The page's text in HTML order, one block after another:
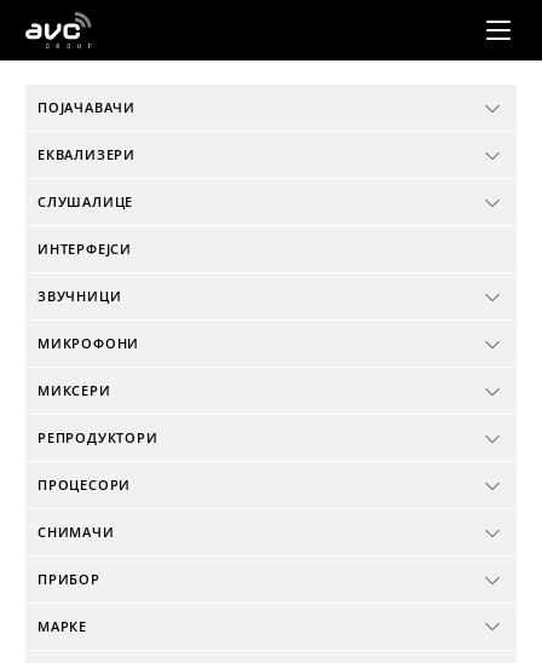
AVC
ПОЈАЧАВАЧИ
ЕКВАЛИЗЕРИ
СЛУШАЛИЦЕ
ИНТЕРФЕЈСИ
ЗВУЧНИЦИ
МИКРОФОНИ
МИКСЕРИ
РЕПРОДУКТОРИ
ПРОЦЕСОРИ
СНИМАЧИ
ПРИБОР
МАРКЕ